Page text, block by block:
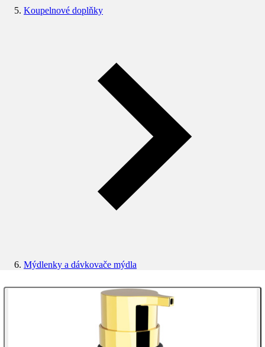
Koupelnové doplňky
Mýdlenky a dávkovače mýdla